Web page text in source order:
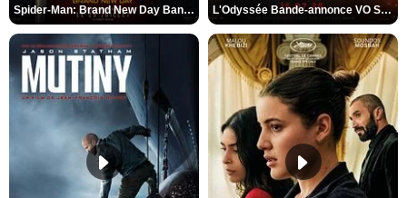
Spider-Man: Brand New Day Bande-annonce VO STFR L'Odyssée Bande-annonce VO STFR